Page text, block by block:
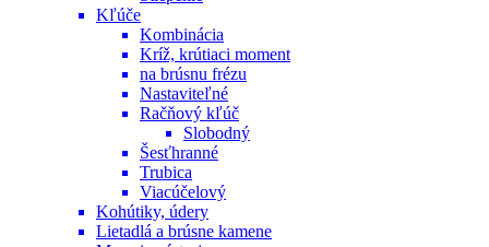
Kľúče
Kombinácia
Kríž, krútiaci moment
na brúsnu frézu
Nastaviteľné
Račňový kľúč
Slobodný
Šesťhranné
Trubica
Viacúčelový
Kohútiky, údery
Lietadlá a brúsne kamene